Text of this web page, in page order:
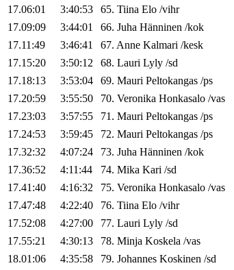
17.06:01
3:40:53 65. Tiina Elo /vihr
17.09:09
3:44:01 66. Juha Hänninen /kok
17.11:49
3:46:41 67. Anne Kalmari /kesk
17.15:20
3:50:12 68. Lauri Lyly /sd
17.18:13
3:53:04 69. Mauri Peltokangas /ps
17.20:59
3:55:50 70. Veronika Honkasalo /vas
17.23:03
3:57:55 71. Mauri Peltokangas /ps
17.24:53
3:59:45 72. Mauri Peltokangas /ps
17.32:32
4:07:24 73. Juha Hänninen /kok
17.36:52
4:11:44 74. Mika Kari /sd
17.41:40
4:16:32 75. Veronika Honkasalo /vas
17.47:48
4:22:40 76. Tiina Elo /vihr
17.52:08
4:27:00 77. Lauri Lyly /sd
17.55:21
4:30:13 78. Minja Koskela /vas
18.01:06
4:35:58 79. Johannes Koskinen /sd